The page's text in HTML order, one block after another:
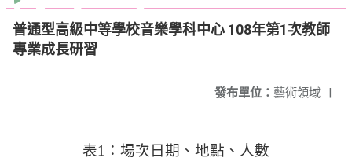
普通型高級中等學校音樂學科中心 108年第1次教師
專業成長研習
發布單位： 藝術領域 |
表1 ：場次日期、地點、人數